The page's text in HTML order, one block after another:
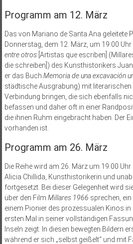
Programm am 12. März
Das von Mariano de Santa Ana geleitete
Donnerstag, dem 12. März, um 19:00
entre otros[Artistas que escriben]
die schreiben]) des Kunsthistorikers
er das Buch Memoria de una excavación
städtische Ausgrabung) mit literarischen
Verbindung bringen, die sich ebenfalls
befassen und daher oft in einer
die ihnen Ruhm eingebracht haben. Der
vorhanden ist.
Programm am 26. März
Die Reihe wird am 26. März um 19:00
Alicia Chillida, Kunsthistorikerin und
fortgesetzt. Bei dieser Gelegenheit wird
über den Film Millares 1966 sprechen,
einem Pionier des prozessualen Kinos in
ersten Mal in seiner vollständigen
Inseln zeigt. In diesen bewegten Bildern
während er sich „selbst geißelt“ und mit